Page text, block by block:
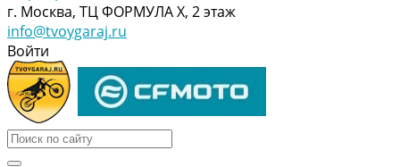
г. Москва, ТЦ ФОРМУЛА Х, 2 этаж
info@tvoygaraj.ru
Войти